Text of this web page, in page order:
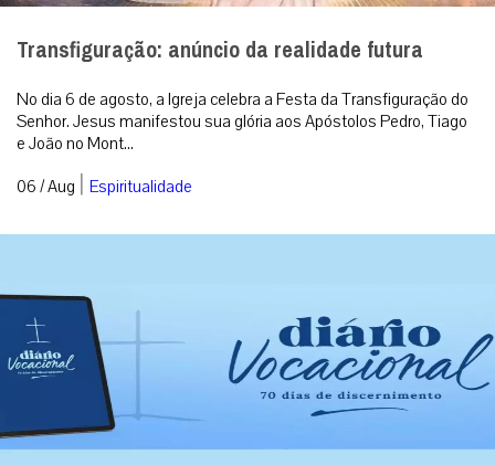
Transfiguração: anúncio da realidade futura
No dia 6 de agosto, a Igreja celebra a Festa da Transfiguração do
Senhor. Jesus manifestou sua glória aos Apóstolos Pedro, Tiago
e João no Mont...
06 / Aug | Espiritualidade